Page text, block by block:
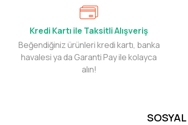
Kredi Kartı ile Taksitli Alışveriş
Beğendiğiniz ürünleri kredi kartı, banka
havalesi ya da Garanti Pay ile kolayca
alın!